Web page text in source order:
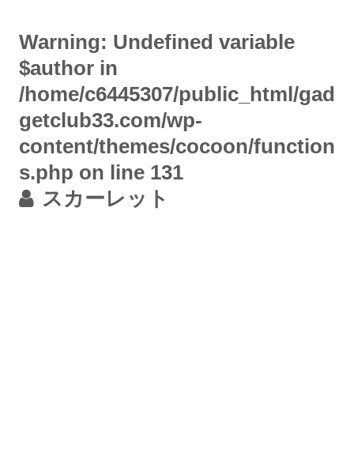
Warning: Undefined variable
$author in
/home/c6445307/public_html/gad
getclub33.com/wp-
content/themes/cocoon/function
s.php on line 131
スカーレット